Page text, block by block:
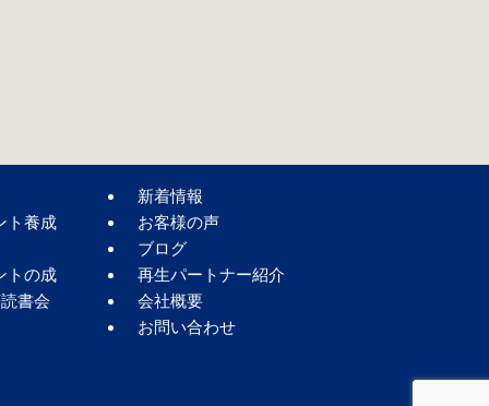
ト養成
トの成
書会
新着情報
お客様の声
ブログ
再生パートナー紹介
会社概要
お問い合わせ